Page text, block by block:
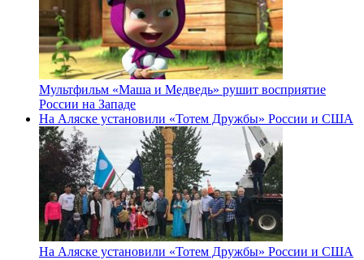
Мультфильм «Маша и Медведь» рушит восприятие
России на Западе
На Аляске установили «Тотем Дружбы» России и США
На Аляске установили «Тотем Дружбы» России и США